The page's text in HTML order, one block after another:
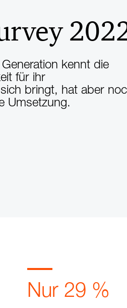
kennt die
für ihr
bringt, hat aber
Umsetzung.
Nur 29 %